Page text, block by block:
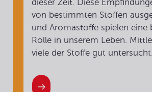
dieser Zeit. Diese
von bestimmten Stoffen
und Aromastoffe spielen eine
Rolle in unserem Leben.
viele der Stoffe gut untersucht.